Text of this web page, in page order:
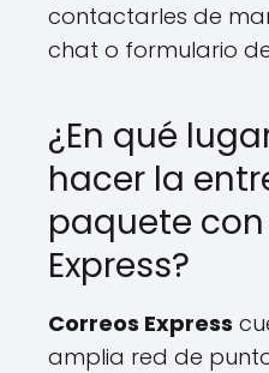
contactarles de
chat o formulario
¿En qué
hacer la
paquete
Express?
Correos Express
amplia red de